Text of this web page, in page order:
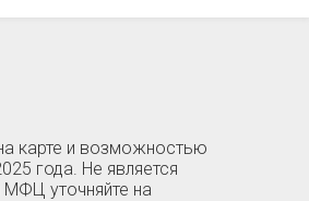
карте и возможностью
года. Не является
уточняйте на